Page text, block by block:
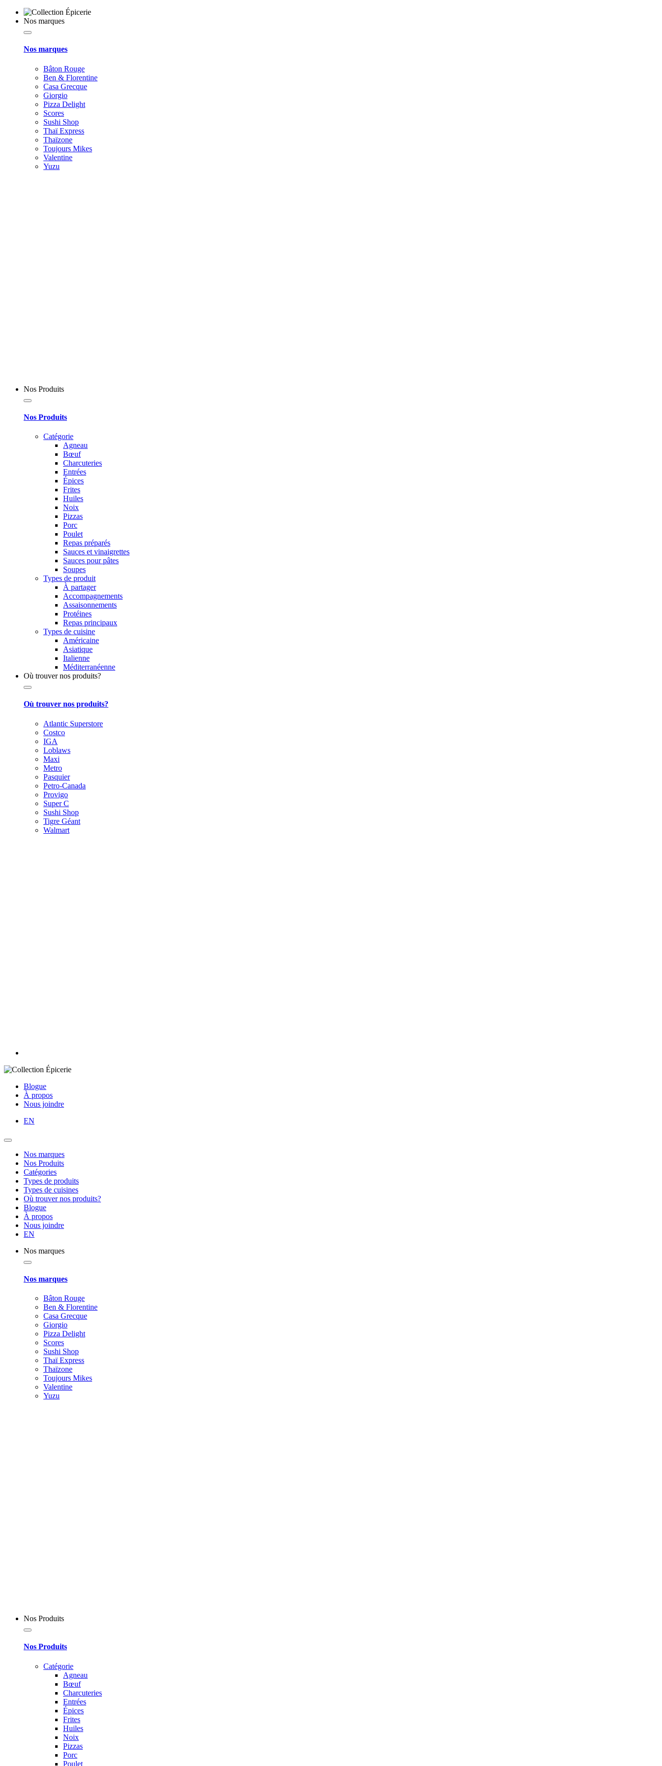
Nos marques
Nos marques
Bâton Rouge
Ben & Florentine
Casa Grecque
Giorgio
Pizza Delight
Scores
Sushi Shop
Thaï Express
Thaïzone
Toujours Mikes
Valentine
Yuzu
Nos Produits
Nos Produits
Catégorie
Agneau
Bœuf
Charcuteries
Entrées
Épices
Frites
Huiles
Noix
Pizzas
Porc
Poulet
Repas préparés
Sauces et vinaigrettes
Sauces pour pâtes
Soupes
Types de produit
À partager
Accompagnements
Assaisonnements
Protéines
Repas principaux
Types de cuisine
Américaine
Asiatique
Italienne
Méditerranéenne
Où trouver nos produits?
Où trouver nos produits?
Atlantic Superstore
Costco
IGA
Loblaws
Maxi
Metro
Pasquier
Petro-Canada
Provigo
Super C
Sushi Shop
Tigre Géant
Walmart
Blogue
À propos
Nous joindre
EN
Nos marques
Nos Produits
Catégories
Types de produits
Types de cuisines
Où trouver nos produits?
Blogue
À propos
Nous joindre
EN
Nos marques
Nos marques
Bâton Rouge
Ben & Florentine
Casa Grecque
Giorgio
Pizza Delight
Scores
Sushi Shop
Thaï Express
Thaïzone
Toujours Mikes
Valentine
Yuzu
Nos Produits
Nos Produits
Catégorie
Agneau
Bœuf
Charcuteries
Entrées
Épices
Frites
Huiles
Noix
Pizzas
Porc
Poulet